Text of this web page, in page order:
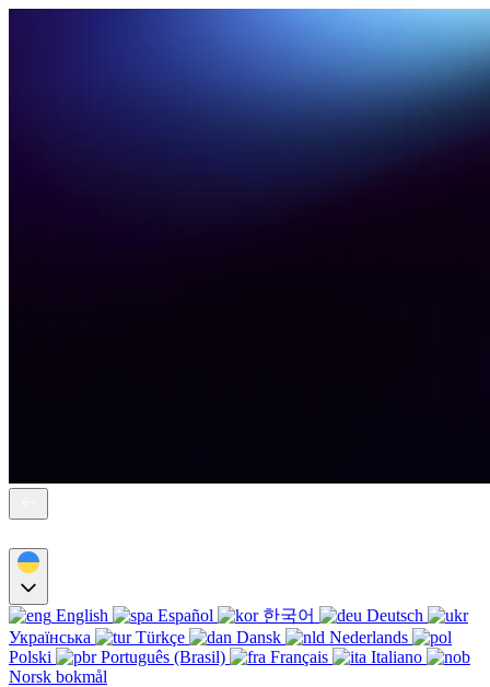
English Español 한국어
Deutsch
Українська
Türkçe Dansk
Nederlands
Polski
Português (Brasil) Français
Italiano
Norsk bokmål